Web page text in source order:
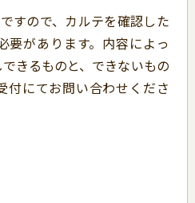
すので、カルテを確認した
要があります。内容によっ
きるものと、できないもの
付にてお問い合わせくださ